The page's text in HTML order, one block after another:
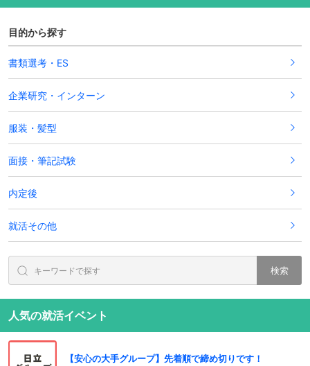
目的から探す
書類選考・ES
企業研究・インターン
服装・髪型
面接・筆記試験
内定後
就活その他
検索
人気の就活イベント
【安心の大手グループ】先着順で締め切りです！